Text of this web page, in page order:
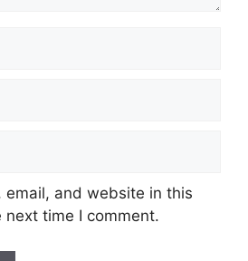
email, and website in this
time I comment.